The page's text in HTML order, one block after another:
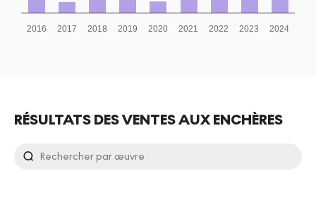
2016 2017 2018 2019 2020 2021 2022 2023 2024
RÉSULTATS DES VENTES AUX ENCHÈRES